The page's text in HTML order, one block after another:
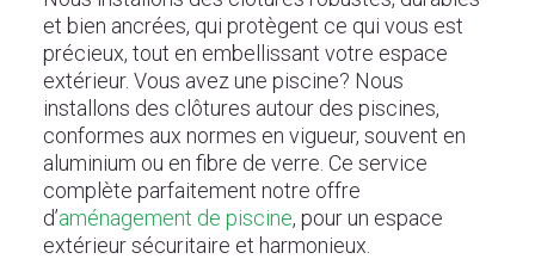
et bien ancrées, qui protègent ce qui vous est
précieux, tout en embellissant votre espace
extérieur. Vous avez une piscine? Nous
installons des clôtures autour des piscines,
conformes aux normes en vigueur, souvent en
aluminium ou en fibre de verre. Ce service
complète parfaitement notre offre
d’aménagement de piscine, pour un espace
extérieur sécuritaire et harmonieux.